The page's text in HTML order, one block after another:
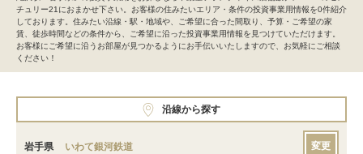
チュリー21におまかせ下さい。お客様の住みたいエリア・条件の投資事業用情報を0件紹介
しております。住みたい沿線・駅・地域や、ご希望に合った間取り、予算・ご希望の家
賃、徒歩時間などの条件から、ご希望に沿った投資事業用情報を見つけていただけます。
お客様にご希望に沿うお部屋が見つかるようにお手伝いいたしますので、お気軽にご相談
ください！
沿線から探す
岩手県 いわて銀河鉄道 変更